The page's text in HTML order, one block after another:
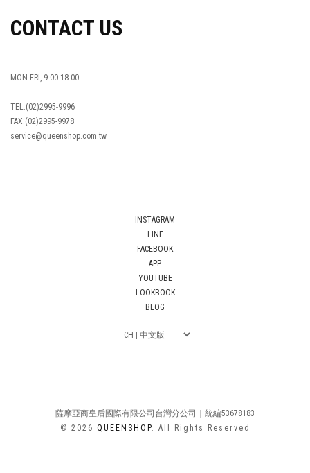
CONTACT US
MON-FRI, 9:00-18:00
TEL:(02)2995-9996
FAX:(02)2995-9978
service@queenshop.com.tw
INSTAGRAM
LINE
FACEBOOK
APP
YOUTUBE
LOOKBOOK
BLOG
薩摩亞商皇后國際有限公司台灣分公司｜統編53678183
© 2026 QUEENSHOP. All Rights Reserved